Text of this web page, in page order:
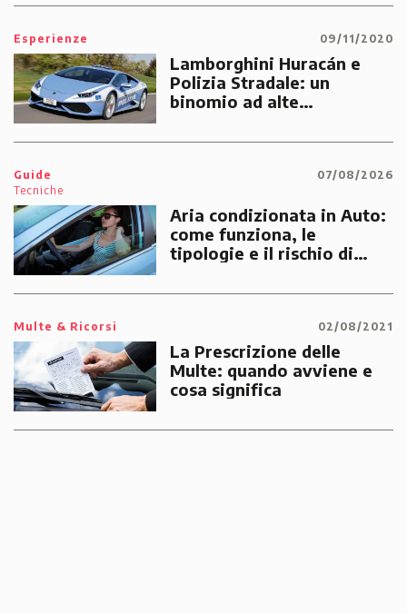
Esperienze 09/11/2020
Lamborghini Huracán e
Polizia Stradale: un
binomio ad alte
emergenze dei cittadini
Guide
Tecniche
07/08/2026
Aria condizionata in Auto:
come funziona, le
tipologie e il rischio di
Multe & Ricorsi 02/08/2021
La Prescrizione delle
Multe: quando avviene e
cosa significa